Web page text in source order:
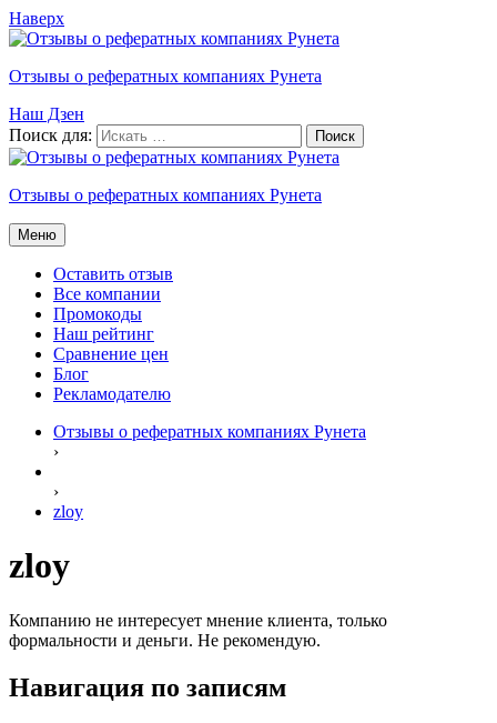
Наверх
Отзывы о рефератных компаниях Рунета
Наш Дзен
Поиск для:
Отзывы о рефератных компаниях Рунета
Меню
Оставить отзыв
Все компании
Промокоды
Наш рейтинг
Сравнение цен
Блог
Рекламодателю
Отзывы о рефератных компаниях Рунета
›
›
zloy
zloy
Компанию не интересует мнение клиента, только
формальности и деньги. Не рекомендую.
Навигация по записям